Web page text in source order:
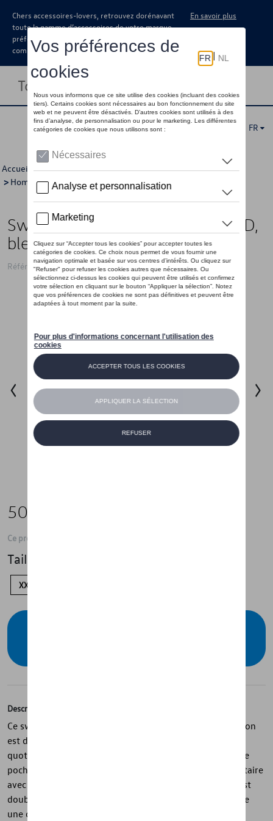
Chers accessoires-lovers, retrouvez dorénavant
toute la gamme d’accessoires de votre marque
préférée sous forme de catalogue à
commander auprès de votre concessionaire.
En savoir plus
Toggle navigation
FR
Accueil >Pour vous >ID Collection >Vêtements >Pulls
> Hommes > Détail
Sweat à capuche VW avec logo ID,
bleu - XL
Référence: 11A084130D 287
50,00 €
Ce produit n'est actuellement pas de stock
Taille
XXL
Description
Ce sweat-shirt à capuche pour hommes de la ID. Collection
est de couleur bleue et conçu pour offrir un confort
quotidien avec un style moderne. Il dispose d’une grande
poche ventrale ainsi que d’une poche zippée supplémentaire
avec fermeture étanche et insert en mesh. La capuche est
doublée d’un tissu perforé et le bandeau de cou présente
une couleur contrastée pour une touche distinctive.